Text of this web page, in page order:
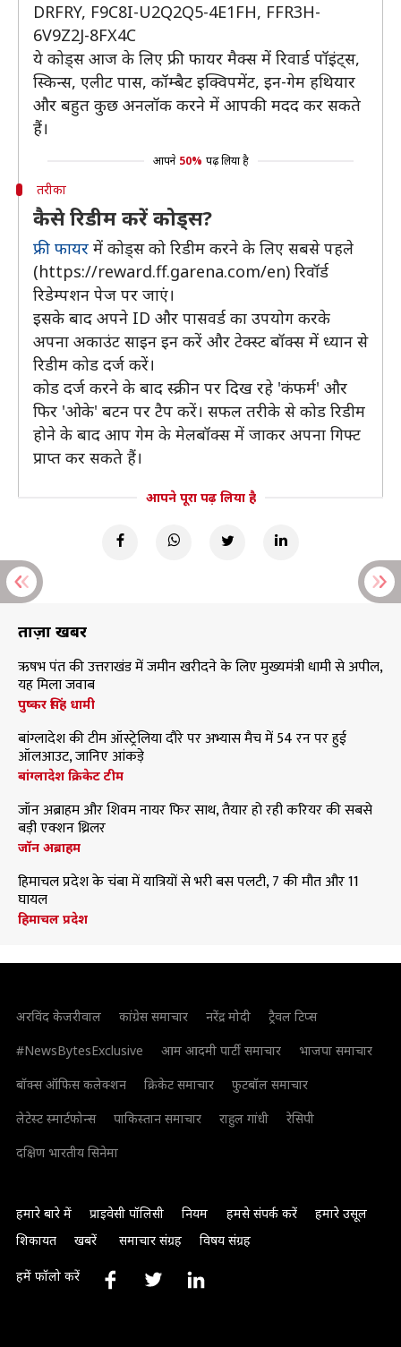
DRFRY, F9C8I-U2Q2Q5-4E1FH, FFR3H-
6V9Z2J-8FX4C
ये कोड्स आज के लिए फ्री फायर मैक्स में रिवार्ड पॉइंट्स,
स्किन्स, एलीट पास, कॉम्बैट इक्विपमेंट, इन-गेम हथियार
और बहुत कुछ अनलॉक करने में आपकी मदद कर सकते
हैं।
आपने 50% पढ़ लिया है
तरीका
कैसे रिडीम करें कोड्स?
फ्री फायर में कोड्स को रिडीम करने के लिए सबसे पहले
(https://reward.ff.garena.com/en) रिवॉर्ड
रिडेम्पशन पेज पर जाएं।
इसके बाद अपने ID और पासवर्ड का उपयोग करके
अपना अकाउंट साइन इन करें और टेक्स्ट बॉक्स में ध्यान से
रिडीम कोड दर्ज करें।
कोड दर्ज करने के बाद स्क्रीन पर दिख रहे 'कंफर्म' और
फिर 'ओके' बटन पर टैप करें। सफल तरीके से कोड रिडीम
होने के बाद आप गेम के मेलबॉक्स में जाकर अपना गिफ्ट
प्राप्त कर सकते हैं।
आपने पूरा पढ़ लिया है
ताज़ा खबरें
ऋषभ पंत की उत्तराखंड में जमीन खरीदने के लिए मुख्यमंत्री धामी से अपील,
यह मिला जवाब
पुष्कर सिंह धामी
बांग्लादेश की टीम ऑस्ट्रेलिया दौरे पर अभ्यास मैच में 54 रन पर हुई
ऑलआउट, जानिए आंकड़े
बांग्लादेश क्रिकेट टीम
जॉन अब्राहम और शिवम नायर फिर साथ, तैयार हो रही करियर की सबसे
बड़ी एक्शन थ्रिलर
जॉन अब्राहम
हिमाचल प्रदेश के चंबा में यात्रियों से भरी बस पलटी, 7 की मौत और 11
घायल
हिमाचल प्रदेश
अरविंद केजरीवाल कांग्रेस समाचार नरेंद्र मोदी
ट्रैवल टिप्स
#NewsBytesExclusive
आम आदमी पार्टी समाचार
भाजपा समाचार
बॉक्स ऑफिस कलेक्शन
क्रिकेट समाचार
फुटबॉल समाचार
लेटेस्ट स्मार्टफोन्स
पाकिस्तान समाचार राहुल गांधी
रेसिपी
दक्षिण भारतीय सिनेमा
हमारे बारे में प्राइवेसी पॉलिसी नियम हमसे संपर्क करें
हमारे उसूल
शिकायत
खबरें समाचार संग्रह विषय संग्रह
हमें फॉलो करें